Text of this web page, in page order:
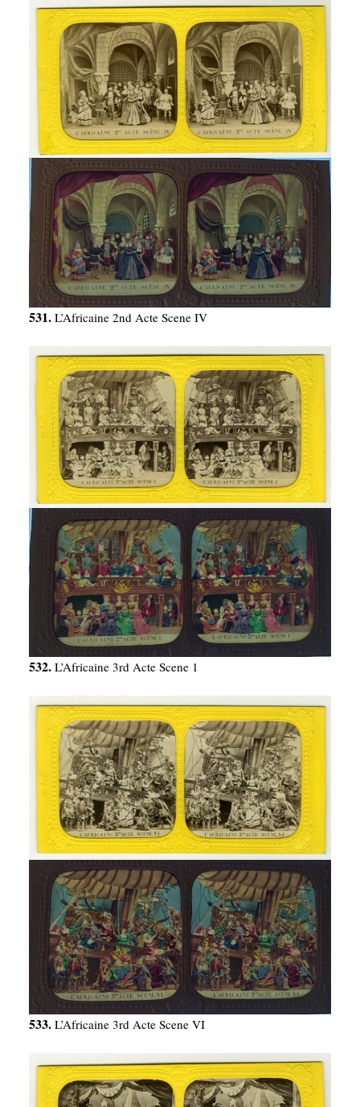
531. L’Africaine 2nd Acte Scene IV
532. L’Africaine 3rd Acte Scene 1
533. L’Africaine 3rd Acte Scene VI